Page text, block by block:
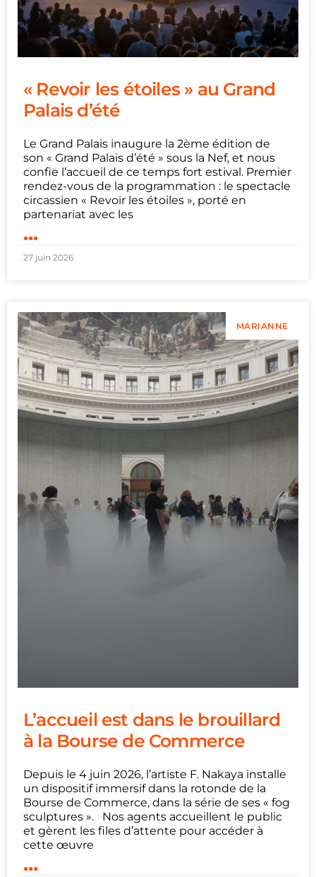
« Revoir les étoiles » au Grand
Palais d’été
Le Grand Palais inaugure la 2ème édition de
son « Grand Palais d’été » sous la Nef, et nous
confie l’accueil de ce temps fort estival. Premier
rendez-vous de la programmation : le spectacle
circassien « Revoir les étoiles », porté en
partenariat avec les
...
27 juin 2026
MARIANNE
L’accueil est dans le brouillard
à la Bourse de Commerce
Depuis le 4 juin 2026, l’artiste F. Nakaya installe
un dispositif immersif dans la rotonde de la
Bourse de Commerce, dans la série de ses « fog
sculptures ». Nos agents accueillent le public
et gèrent les files d’attente pour accéder à
cette œuvre
...